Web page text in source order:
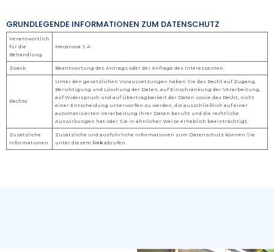
GRUNDLEGENDE INFORMATIONEN ZUM DATENSCHUTZ
Verantwortlich
für die
Behandlung
Mecanova S.A.
Zweck Beantwortung des Antrags oder der Anfrage des Interessenten.
Rechte
Unter den gesetzlichen Voraussetzungen haben Sie das Recht auf Zugang,
Berichtigung und Löschung der Daten, auf Einschränkung der Verarbeitung,
auf Widerspruch und auf Übertragbarkeit der Daten sowie das Recht, nicht
einer Entscheidung unterworfen zu werden, die ausschließlich auf einer
automatisierten Verarbeitung Ihrer Daten beruht und die rechtliche
Auswirkungen hat oder Sie in ähnlicher Weise erheblich beeinträchtigt.
Zusätzliche
Informationen
Zusätzliche und ausführliche Informationen zum Datenschutz können Sie
unter diesem link abrufen.